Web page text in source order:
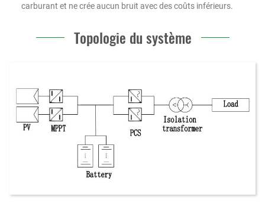
carburant et ne crée aucun bruit avec des coûts inférieurs.
Topologie du système